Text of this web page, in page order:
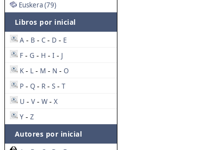
Euskera (79)
Libros por inicial
A - B - C - D - E
F - G - H - I - J
K - L - M - N - O
P - Q - R - S - T
U - V - W - X
Y - Z
Autores por inicial